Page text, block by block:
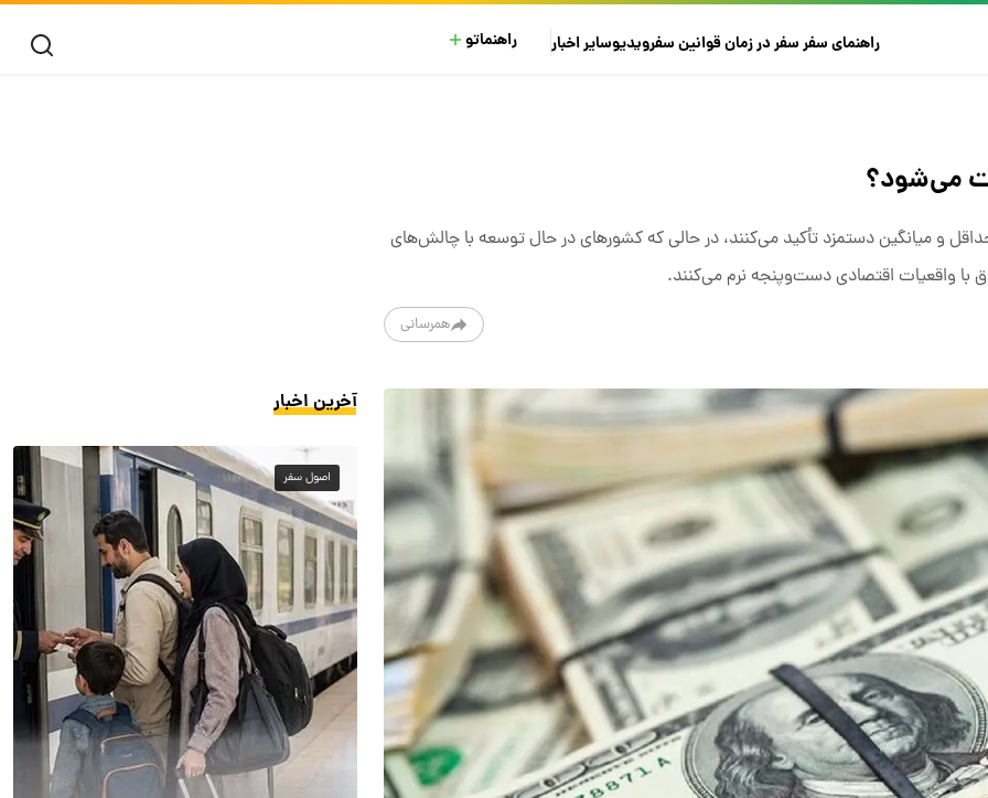
راهنمای سفرسفر در زمانقوانین سفرویدیوسایراخبار راهنماتو
می‌شود؟
و میانگین دستمزد تأکید می‌کنند، در حالی که کشورهای در حال توسعه با چالش‌های
واقعیات اقتصادی دست‌وپنجه نرم می‌کنند.
همرسانی
آخرین اخبار
اصول سفر